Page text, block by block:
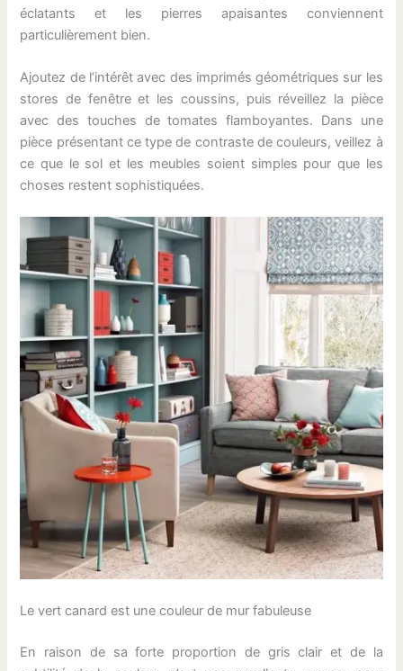
éclatants et les pierres apaisantes conviennent
particulièrement bien.
Ajoutez de l’intérêt avec des imprimés géométriques sur les
stores de fenêtre et les coussins, puis réveillez la pièce
avec des touches de tomates flamboyantes. Dans une
pièce présentant ce type de contraste de couleurs, veillez à
ce que le sol et les meubles soient simples pour que les
choses restent sophistiquées.
Le vert canard est une couleur de mur fabuleuse
En raison de sa forte proportion de gris clair et de la